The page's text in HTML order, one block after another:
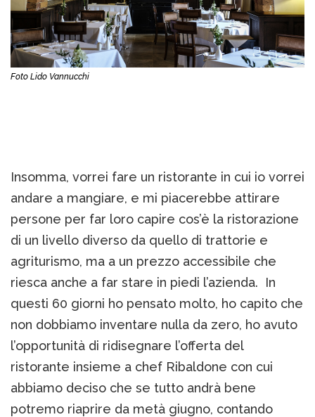
Foto Lido Vannucchi
Insomma, vorrei fare un ristorante in cui io vorrei
andare a mangiare, e mi piacerebbe attirare
persone per far loro capire cos’è la ristorazione
di un livello diverso da quello di trattorie e
agriturismo, ma a un prezzo accessibile che
riesca anche a far stare in piedi l’azienda. In
questi 60 giorni ho pensato molto, ho capito che
non dobbiamo inventare nulla da zero, ho avuto
l’opportunità di ridisegnare l’offerta del
ristorante insieme a chef Ribaldone con cui
abbiamo deciso che se tutto andrà bene
potremo riaprire da metà giugno, contando